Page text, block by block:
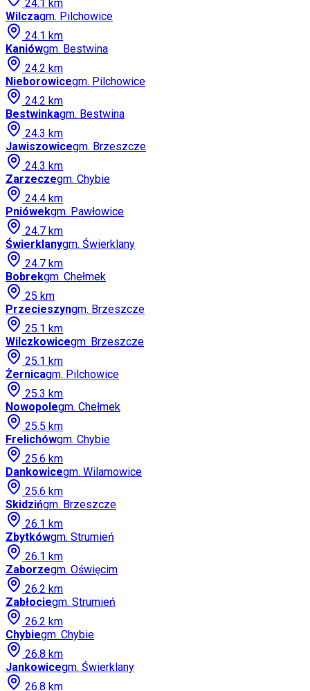
24.1 km
Wilczagm. Pilchowice
24.1 km
Kaniówgm. Bestwina
24.2 km
Nieborowicegm. Pilchowice
24.2 km
Bestwinkagm. Bestwina
24.3 km
Jawiszowicegm. Brzeszcze
24.3 km
Zarzeczegm. Chybie
24.4 km
Pniówekgm. Pawłowice
24.7 km
Świerklanygm. Świerklany
24.7 km
Bobrekgm. Chełmek
25 km
Przecieszyngm. Brzeszcze
25.1 km
Wilczkowicegm. Brzeszcze
25.1 km
Żernicagm. Pilchowice
25.3 km
Nowopolegm. Chełmek
25.5 km
Frelichówgm. Chybie
25.6 km
Dankowicegm. Wilamowice
25.6 km
Skidzińgm. Brzeszcze
26.1 km
Zbytkówgm. Strumień
26.1 km
Zaborzegm. Oświęcim
26.2 km
Zabłociegm. Strumień
26.2 km
Chybiegm. Chybie
26.8 km
Jankowicegm. Świerklany
26.8 km